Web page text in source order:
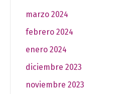
marzo 2024
febrero 2024
enero 2024
diciembre 2023
noviembre 2023